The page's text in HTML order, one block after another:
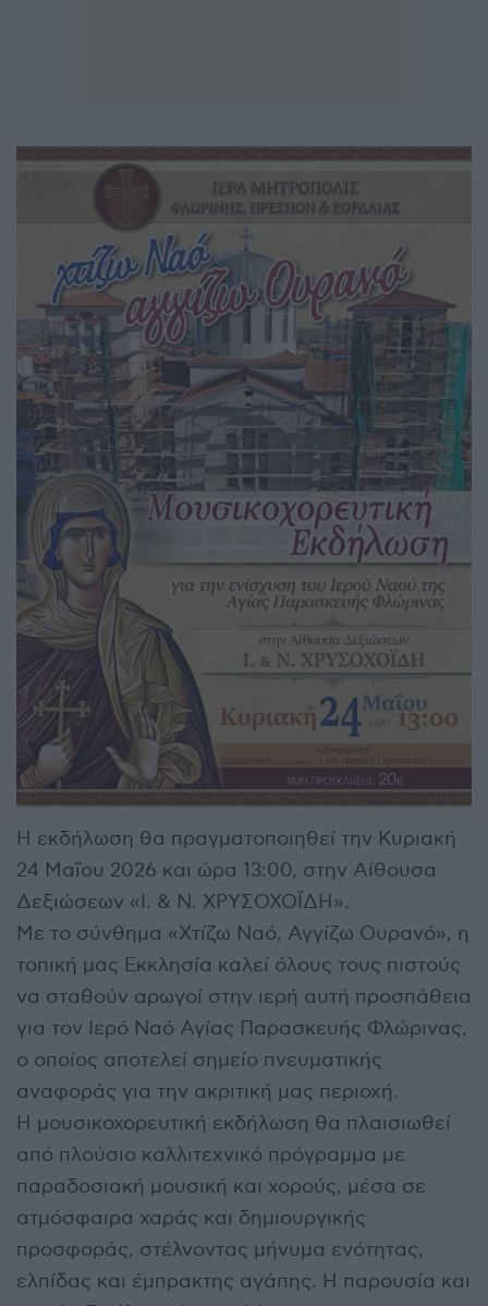
Η εκδήλωση θα πραγματοποιηθεί την Κυριακή
24 Μαΐου 2026 και ώρα 13:00, στην Αίθουσα
Δεξιώσεων «Ι. & Ν. ΧΡΥΣΟΧΟΪΔΗ».
Με το σύνθημα «Χτίζω Ναό, Αγγίζω Ουρανό», η
τοπική μας Εκκλησία καλεί όλους τους πιστούς
να σταθούν αρωγοί στην ιερή αυτή προσπάθεια
για τον Ιερό Ναό Αγίας Παρασκευής Φλώρινας,
ο οποίος αποτελεί σημείο πνευματικής
αναφοράς για την ακριτική μας περιοχή.
Η μουσικοχορευτική εκδήλωση θα πλαισιωθεί
από πλούσιο καλλιτεχνικό πρόγραμμα με
παραδοσιακή μουσική και χορούς, μέσα σε
ατμόσφαιρα χαράς και δημιουργικής
προσφοράς, στέλνοντας μήνυμα ενότητας,
ελπίδας και έμπρακτης αγάπης. Η παρουσία και